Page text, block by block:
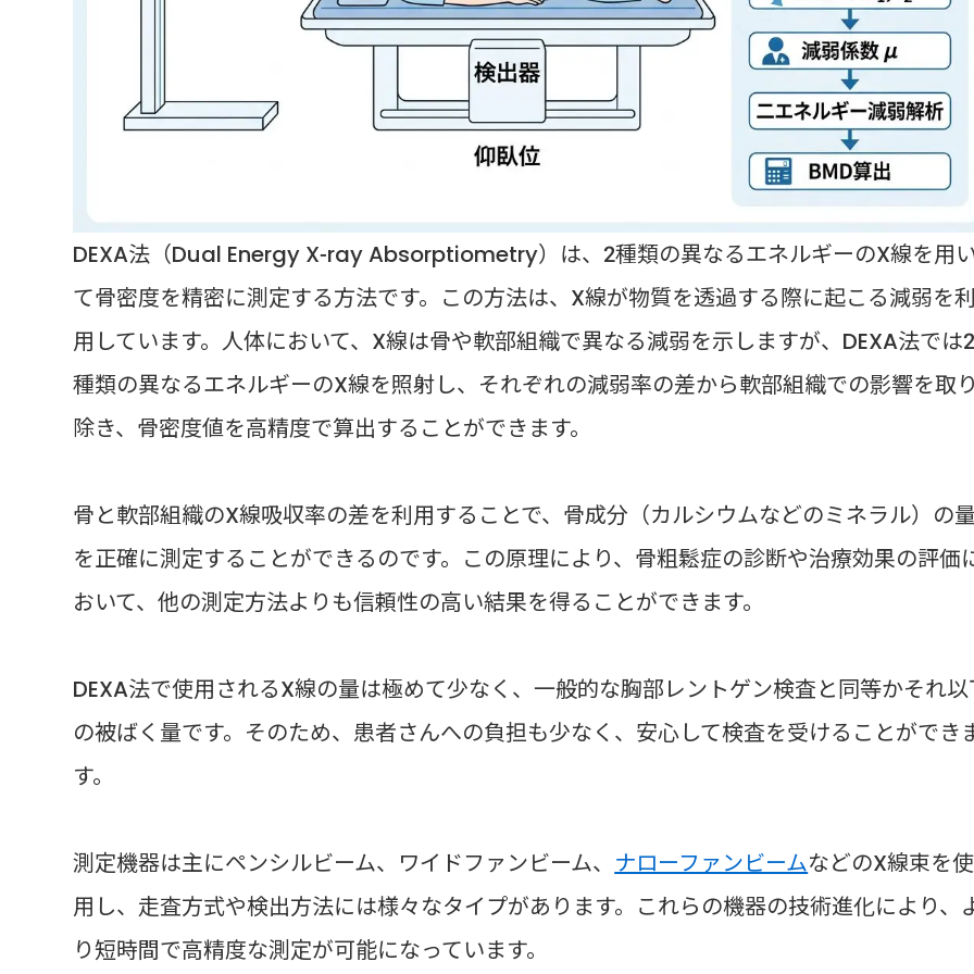
DEXA法（Dual Energy X-ray Absorptiometry）は、2種類の異なるエネルギーのX線を用
て骨密度を精密に測定する方法です。この方法は、X線が物質を透過する際に起こる減弱を利
用しています。人体において、X線は骨や軟部組織で異なる減弱を示しますが、DEXA法では2
種類の異なるエネルギーのX線を照射し、それぞれの減弱率の差から軟部組織での影響を取り
除き、骨密度値を高精度で算出することができます。
骨と軟部組織のX線吸収率の差を利用することで、骨成分（カルシウムなどのミネラル）の量
を正確に測定することができるのです。この原理により、骨粗鬆症の診断や治療効果の評価
おいて、他の測定方法よりも信頼性の高い結果を得ることができます。
DEXA法で使用されるX線の量は極めて少なく、一般的な胸部レントゲン検査と同等かそれ以
の被ばく量です。そのため、患者さんへの負担も少なく、安心して検査を受けることができ
す。
測定機器は主にペンシルビーム、ワイドファンビーム、 ナローファンビームなどのX線束を使
用し、走査方式や検出方法には様々なタイプがあります。これらの機器の技術進化により、
り短時間で高精度な測定が可能になっています。